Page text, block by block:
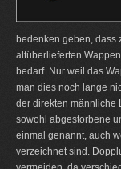
bedenken geben, dass
altüberlieferten
bedarf. Nur weil das
man dies noch lange
der direkten männliche
sowohl abgestorbene
einmal genannt, auch
verzeichnet sind.